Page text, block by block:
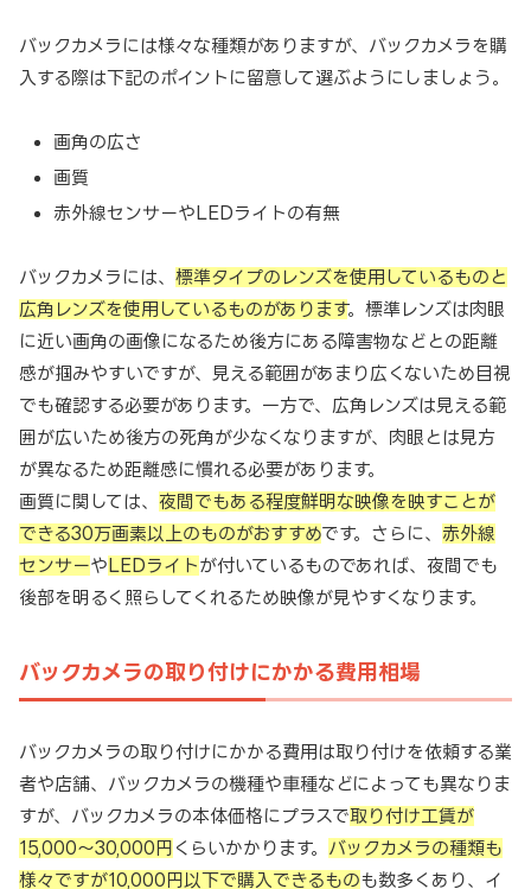
バックカメラには様々な種類がありますが、バックカメラを購
入する際は下記のポイントに留意して選ぶようにしましょう。
画角の広さ
画質
赤外線センサーやLEDライトの有無
バックカメラには、 標準タイプのレンズを使用しているものと
広角レンズを使用しているものがあります。標準レンズは肉眼
に近い画角の画像になるため後方にある障害物などとの距離
感が掴みやすいですが、見える範囲があまり広くないため目視
でも確認する必要があります。一方で、広角レンズは見える範
囲が広いため後方の死角が少なくなりますが、肉眼とは見方
が異なるため距離感に慣れる必要があります。
画質に関しては、 夜間でもある程度鮮明な映像を映すことが
できる30万画素以上のものがおすすめです。さらに、 赤外線
センサーや LEDライトが付いているものであれば、夜間でも
後部を明るく照らしてくれるため映像が見やすくなります。
バックカメラの取り付けにかかる費用相場
バックカメラの取り付けにかかる費用は取り付けを依頼する業
者や店舗、バックカメラの機種や車種などによっても異なりま
すが、バックカメラの本体価格にプラスで取り付け工賃が
15,000～30,000円 くらいかかります。 バックカメラの種類も
様々ですが10,000円以下で購入できるものも数多くあり、イ